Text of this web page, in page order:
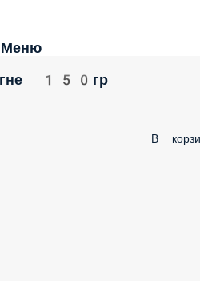
Меню
150гр
В